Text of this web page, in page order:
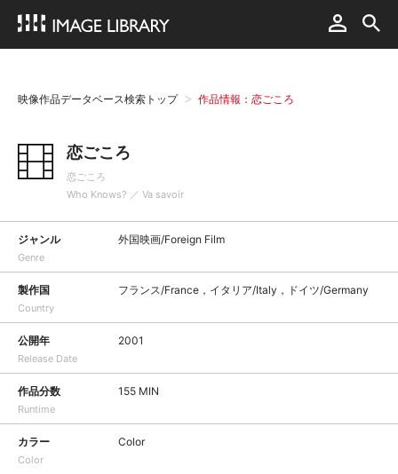
映像作品データベース検索トップ 作品情報：恋ごころ
恋ごころ
恋ごころ
Who Knows? ／ Va savoir
ジャンル
Genre
外国映画/Foreign Film
製作国
Country
フランス/France，イタリア/Italy，ドイツ/Germany
公開年
Release Date
2001
作品分数
Runtime
155 MIN
カラー
Color
Color